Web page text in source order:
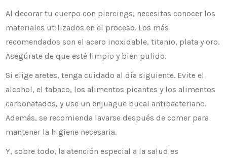
Al decorar tu cuerpo con piercings, necesitas conocer los
materiales utilizados en el proceso. Los más
recomendados son el acero inoxidable, titanio, plata y oro.
Asegúrate de que esté limpio y bien pulido.
Si elige aretes, tenga cuidado al día siguiente. Evite el
alcohol, el tabaco, los alimentos picantes y los alimentos
carbonatados, y use un enjuague bucal antibacteriano.
Además, se recomienda lavarse después de comer para
mantener la higiene necesaria.
Y, sobre todo, la atención especial a la salud es